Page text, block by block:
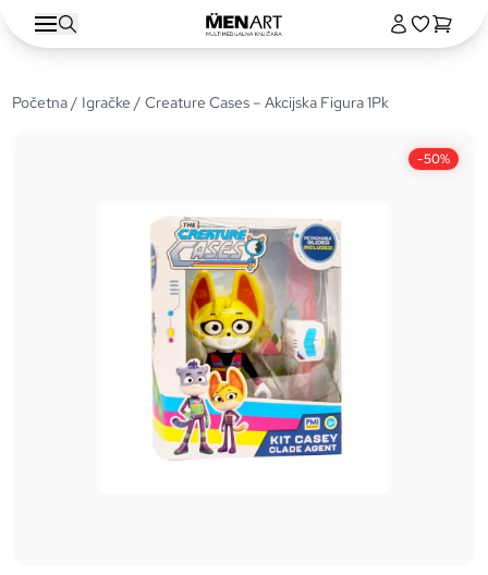
Početna/ Igračke / Creature Cases – Akcijska Figura 1Pk
-50%